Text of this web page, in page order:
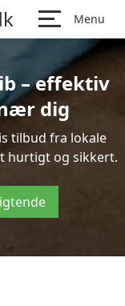
Menu
– effektiv
dig
tilbud fra lokale
hurtigt og sikkert.